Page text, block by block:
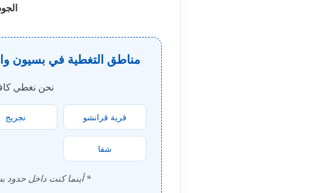
مناطق التغطية في بسيون
نحن نغطي
قرية قرانشو نجريج
شفا
* أينما كنت داخل